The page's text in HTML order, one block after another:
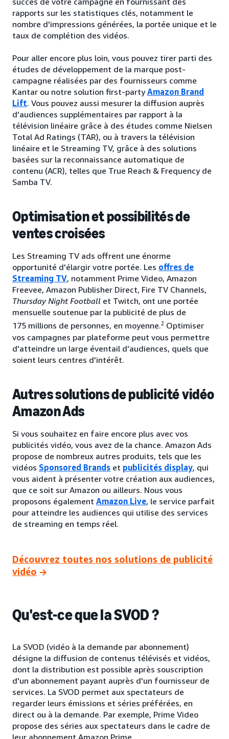
rapports sur les statistiques clés, notamment le
nombre d'impressions générées, la portée unique et le
taux de complétion des vidéos.
Pour aller encore plus loin, vous pouvez tirer parti des
études de développement de la marque post-
campagne réalisées par des fournisseurs comme
Kantar ou notre solution first-partyAmazon Brand
Lift. Vous pouvez aussi mesurer la diffusion auprès
d'audiences supplémentaires par rapport à la
télévision linéaire grâce à des études comme Nielsen
Total Ad Ratings (TAR), ou à travers la télévision
linéaire et le Streaming TV, grâce à des solutions
basées sur la reconnaissance automatique de
contenu (ACR), telles que True Reach & Frequency de
Samba TV.
Optimisation et possibilités de
ventes croisées
Les Streaming TV ads offrent une énorme
opportunité d'élargir votre portée. Les offres de
Streaming TV, notamment Prime Video, Amazon
Freevee, Amazon Publisher Direct, Fire TV Channels,
Thursday Night Football et Twitch, ont une portée
mensuelle soutenue par la publicité de plus de
175 millions de personnes, en moyenne.2 Optimiser
vos campagnes par plateforme peut vous permettre
d'atteindre un large éventail d'audiences, quels que
soient leurs centres d'intérêt.
Autres solutions de publicité vidéo
Amazon Ads
Si vous souhaitez en faire encore plus avec vos
publicités vidéo, vous avez de la chance. Amazon Ads
propose de nombreux autres produits, tels que les
vidéos Sponsored Brands et publicités display, qui
vous aident à présenter votre création aux audiences,
que ce soit sur Amazon ou ailleurs. Nous vous
proposons également Amazon Live, le service parfait
pour atteindre les audiences qui utilise des services
de streaming en temps réel.
Découvrez toutes nos solutions de publicité
vidéo
Qu'est-ce que la SVOD ?
La SVOD (vidéo à la demande par abonnement)
désigne la diffusion de contenus télévisés et vidéos,
dont la distribution est possible après souscription
d'un abonnement payant auprès d'un fournisseur de
services. La SVOD permet aux spectateurs de
regarder leurs émissions et séries préférées, en
direct ou à la demande. Par exemple, Prime Video
propose des séries aux spectateurs dans le cadre de
leur abonnement Amazon Prime.